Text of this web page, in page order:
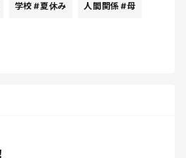
ら後が楽！と思って行動す
いだけの母は非常に助か
が、まあ、1人相手ならなん
学校 #夏休み 人間関係 #母